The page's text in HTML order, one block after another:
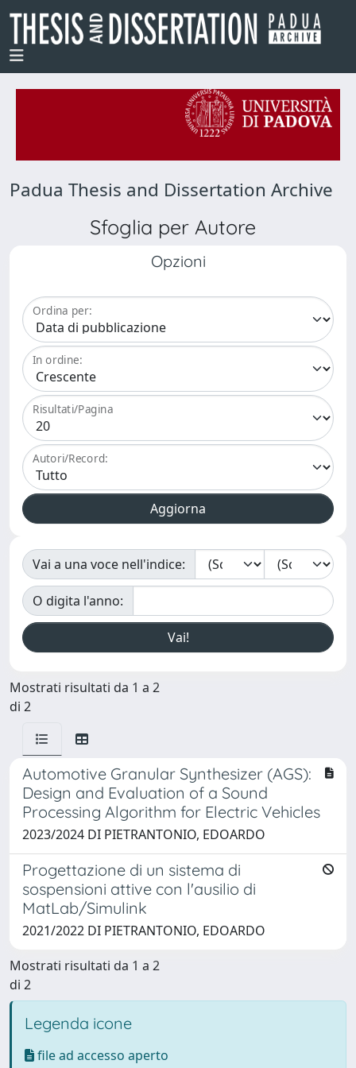
Padua Thesis and Dissertation Archive
Sfoglia per Autore
Opzioni
Ordina per:
In ordine:
Risultati/Pagina
Autori/Record:
Vai a una voce nell'indice:
O digita l'anno:
Mostrati risultati da 1 a 2
di 2
Automotive Granular Synthesizer (AGS):
Design and Evaluation of a Sound
Processing Algorithm for Electric Vehicles
2023/2024 DI PIETRANTONIO, EDOARDO
Progettazione di un sistema di
sospensioni attive con l'ausilio di
MatLab/Simulink
2021/2022 DI PIETRANTONIO, EDOARDO
Mostrati risultati da 1 a 2
di 2
Legenda icone
file ad accesso aperto